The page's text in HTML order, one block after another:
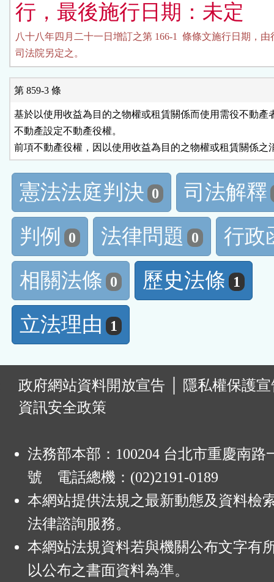
行，最後施行日期：未定
八十八年四月二十一日增訂之第 166-1  條條文施行日期，由
司法院另定之。
第 859-3 條
基於以使用收益為目的之物權或租賃關係而使用需役不動產
不動產設定不動產役權。
前項不動產役權，因以使用收益為目的之物權或租賃關係之
憲法法庭判決 0
司法解釋
判例
0 法律問題 0
行政
相關法條 0 歷史法條 1
立法理由 1
政府網站資料開放宣告
隱私權保護
資訊安全政策
法務部本部：100204 台北市重慶南路
號 電話總機：(02)2191-0189
本網站提供法規之最新動態及資料檢
法律諮詢服務。
本網站法規資料若與機關公布文字有
以公布之書面資料為準。